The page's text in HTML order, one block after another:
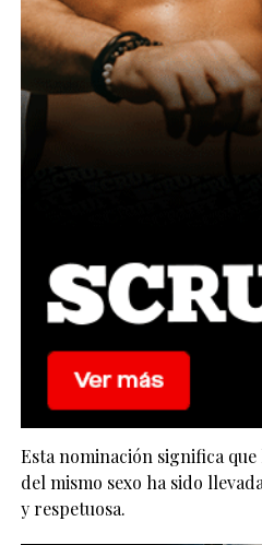
Esta nominación significa
del mismo sexo ha sido
y respetuosa.